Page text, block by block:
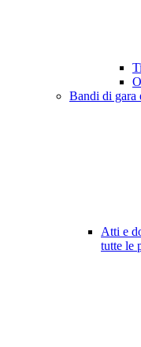
Bandi di gara
Atti e
tutte le